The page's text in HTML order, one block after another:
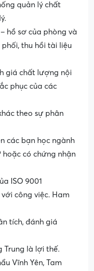
quản lý chất
hồ sơ của phòng và
thu hồi tài liệu
giá chất lượng nội
phục của các
theo sự phân
các bạn học ngành
hoặc có chứng nhận
ISO 9001
công việc. Ham
tích, đánh giá
Trung là lợi thế.
Vĩnh Yên, Tam